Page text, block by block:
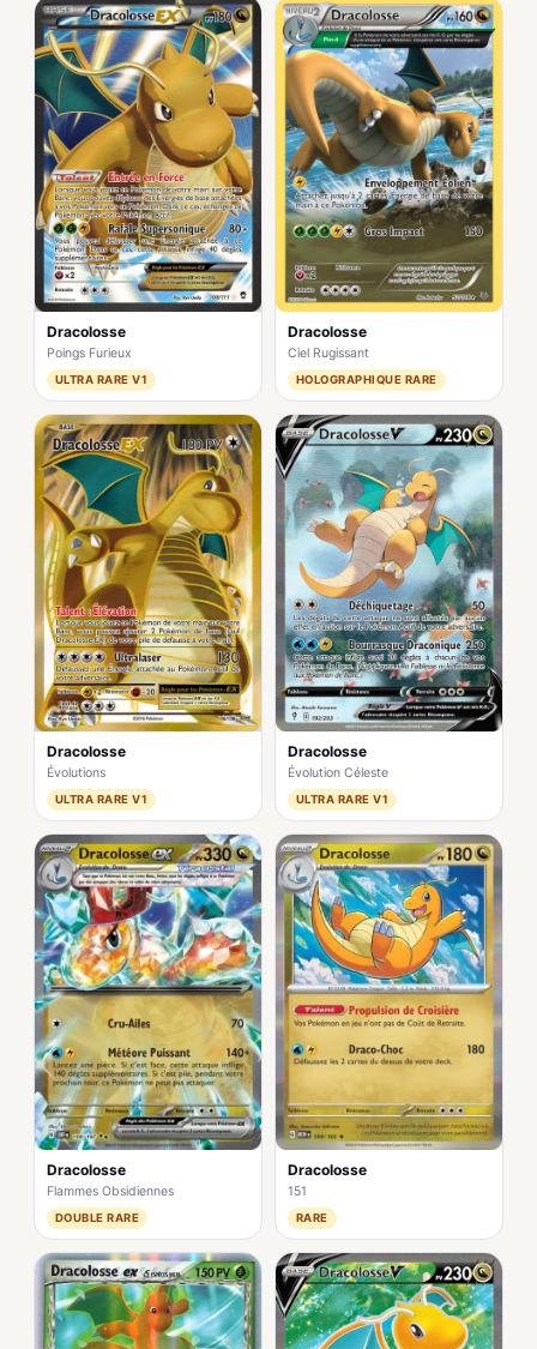
Dracolosse
Poings Furieux
ULTRA RARE V1
Dracolosse
Ciel Rugissant
HOLOGRAPHIQUE RARE
Dracolosse
Évolutions
ULTRA RARE V1
Dracolosse
Évolution Céleste
ULTRA RARE V1
Dracolosse
Flammes Obsidiennes
DOUBLE RARE
Dracolosse
151
RARE